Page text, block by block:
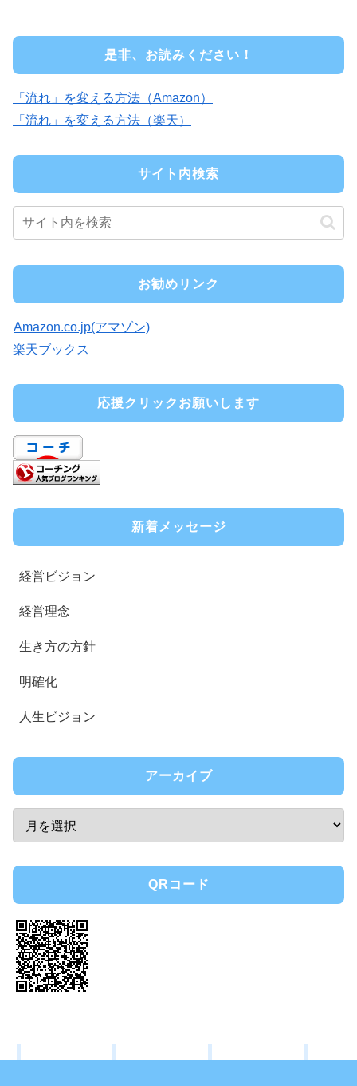
是非、お読みください！
「流れ」を変える方法（Amazon）
「流れ」を変える方法（楽天）
サイト内検索
お勧めリンク
Amazon.co.jp(アマゾン)
楽天ブックス
応援クリックお願いします
新着メッセージ
経営ビジョン
経営理念
生き方の方針
明確化
人生ビジョン
アーカイブ
QRコード